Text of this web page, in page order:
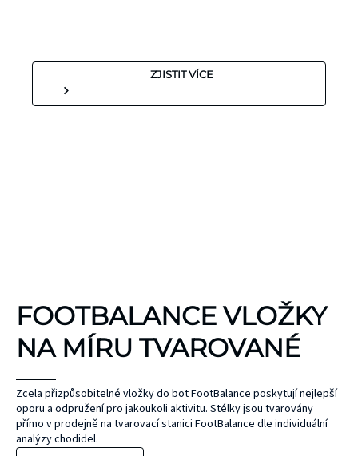
ZJISTIT VÍCE
FOOTBALANCE VLOŽKY
NA MÍRU TVAROVANÉ
Zcela přizpůsobitelné vložky do bot FootBalance poskytují nejlepší
oporu a odpružení pro jakoukoli aktivitu. Stélky jsou tvarovány
přímo v prodejně na tvarovací stanici FootBalance dle individuální
analýzy chodidel.
UNIHOC
MAX
ČEPEL
ZONE
KINEZIOLOGICKÉ
TEJPY
KT TAPE
bez latexu a
přírodního